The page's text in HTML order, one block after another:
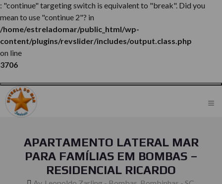
: "continue" targeting switch is equivalent to "break". Did you
mean to use "continue 2"? in
/home/estreladomar/public_html/wp-
content/plugins/revslider/includes/output.class.php
on line
3706
≡
APARTAMENTO LATERAL MAR
PARA FAMÍLIAS EM BOMBAS –
RESIDENCIAL RICARDO